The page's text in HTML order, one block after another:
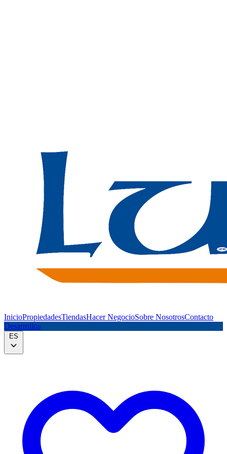
InicioPropiedadesTiendasHacer NegocioSobre NosotrosContacto
Desarrollos